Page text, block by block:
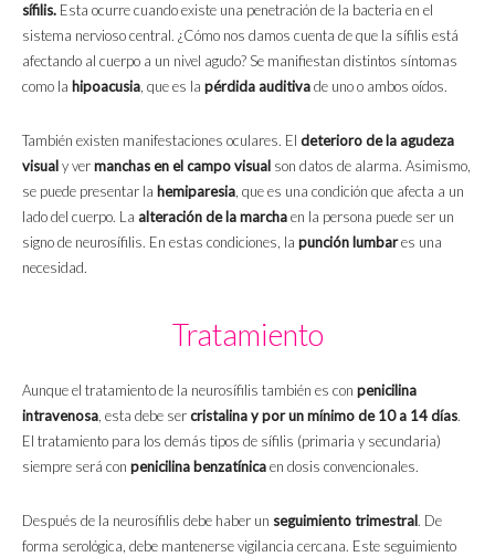
sífilis. Esta ocurre cuando existe una penetración de la bacteria en el
sistema nervioso central. ¿Cómo nos damos cuenta de que la sífilis está
afectando al cuerpo a un nivel agudo? Se manifiestan distintos síntomas
como la hipoacusia, que es la pérdida auditivade uno o ambos oídos.
También existen manifestaciones oculares. El deterioro de la agudeza
visualy vermanchas en el campo visual son datos de alarma. Asimismo,
se puede presentar la hemiparesia, que es una condición que afecta a un
lado del cuerpo. La alteración de la marchaen la persona puede ser un
signo de neurosífilis. En estas condiciones, la punción lumbares una
necesidad.
Tratamiento
Aunque el tratamiento de la neurosífilis también es con penicilina
intravenosa, esta debe sercristalina y por un mínimo de 10 a 14 días.
El tratamiento para los demás tipos de sífilis (primaria y secundaria)
siempre será con penicilina benzatínicaen dosis convencionales.
Después de la neurosífilis debe haber un seguimiento trimestral. De
forma serológica, debe mantenerse vigilancia cercana. Este seguimiento